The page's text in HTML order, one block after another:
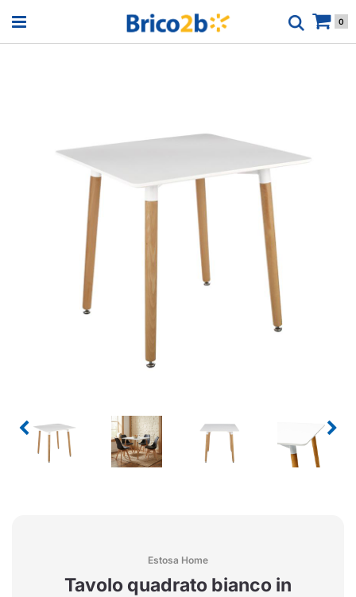
Open menu 0
Estosa Home
Tavolo quadrato bianco in